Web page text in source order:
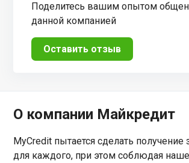
Поделитесь вашим опытом
данной компанией
Оставить отзыв
О компании Майкредит
MyCredit пытается сделать
для каждого, при этом соблюдая